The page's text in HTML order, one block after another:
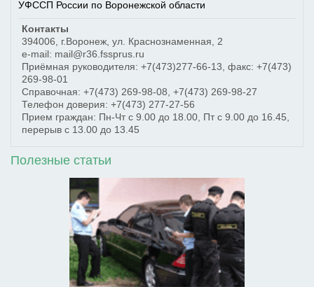
УФССП России по Воронежской области
Контакты
394006
г.Воронеж ул. Краснознаменная, 2
e-mail: mail@r36.fssprus.ru
Приёмная руководителя: +7(473)277-66-13 , факс: +7(473)
269-98-01
Справочная: +7(473) 269-98-08 +7(473) 269-98-27
Телефон доверия: +7(473) 277-27-56
Прием граждан: Пн-Чт с 9.00 до 18.00, Пт с 9.00 до 16.45,
перерыв с 13.00 до 13.45
Полезные статьи